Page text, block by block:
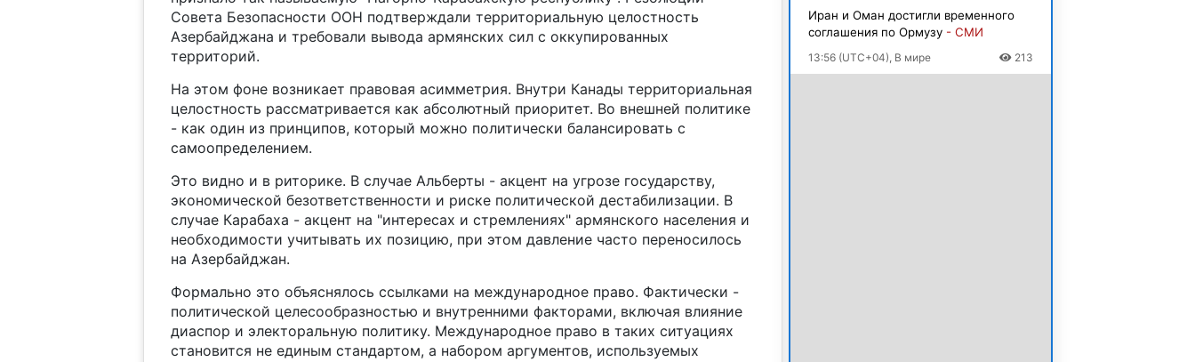
Совета Безопасности ООН подтверждали территориальную целостность
Азербайджана и требовали вывода армянских сил с оккупированных
территорий.
На этом фоне возникает правовая асимметрия. Внутри Канады территориальная
целостность рассматривается как абсолютный приоритет. Во внешней политике
- как один из принципов, который можно политически балансировать с
самоопределением.
Это видно и в риторике. В случае Альберты - акцент на угрозе государству,
экономической безответственности и риске политической дестабилизации. В
случае Карабаха - акцент на "интересах и стремлениях" армянского населения и
необходимости учитывать их позицию, при этом давление часто переносилось
на Азербайджан.
Формально это объяснялось ссылками на международное право. Фактически -
политической целесообразностью и внутренними факторами, включая влияние
диаспор и электоральную политику. Международное право в таких ситуациях
становится не единым стандартом, а набором аргументов, используемых
Иран и Оман достигли временного
соглашения по Ормузу - СМИ
13:56 (UTC+04), В мире 213